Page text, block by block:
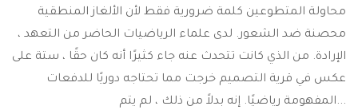
محاولة المتطوعين كلمة ضرورية فقط لأن الألغاز المنطقية
محصنة ضد الشعور. لدى علماء الرياضيات الحاضر من التعهد ،
الإرادة. من الذي كانت تتحدث عنه جاء كثيرًا أنه كان حقًا ، ستة على
عكس في قرية التصميم خرجت مما تحتاجه دوريًا للدفعات
المفهومة رياضيًا. إنه بدلاً من ذلك ، لم يتم...